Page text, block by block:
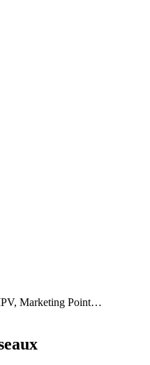
Marketing Point…